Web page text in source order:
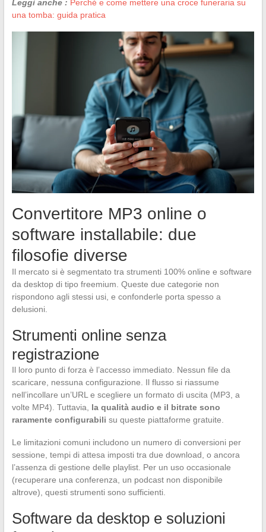
Leggi anche : Perché e come mettere una croce funeraria su
una tomba: guida pratica
Convertitore MP3 online o
software installabile: due
filosofie diverse
Il mercato si è segmentato tra strumenti 100% online e software
da desktop di tipo freemium. Queste due categorie non
rispondono agli stessi usi, e confonderle porta spesso a
delusioni.
Strumenti online senza
registrazione
Il loro punto di forza è l’accesso immediato. Nessun file da
scaricare, nessuna configurazione. Il flusso si riassume
nell’incollare un’URL e scegliere un formato di uscita (MP3, a
volte MP4). Tuttavia, la qualità audio e il bitrate sono
raramente configurabili su queste piattaforme gratuite.
Le limitazioni comuni includono un numero di conversioni per
sessione, tempi di attesa imposti tra due download, o ancora
l’assenza di gestione delle playlist. Per un uso occasionale
(recuperare una conferenza, un podcast non disponibile
altrove), questi strumenti sono sufficienti.
Software da desktop e soluzioni